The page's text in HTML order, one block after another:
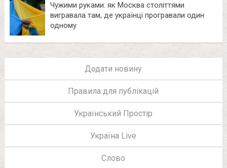
Чужими руками: як Москва століттями
вигравала там, де українці програвали один
одному
Додати новину
Правила для публікацій
Український Простір
Україна Live
Слово